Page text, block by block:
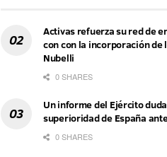
Activas refuerza su red de
con con la incorporación de
Nubelli
0 SHARES
Un informe del Ejército
superioridad de España
0 SHARES